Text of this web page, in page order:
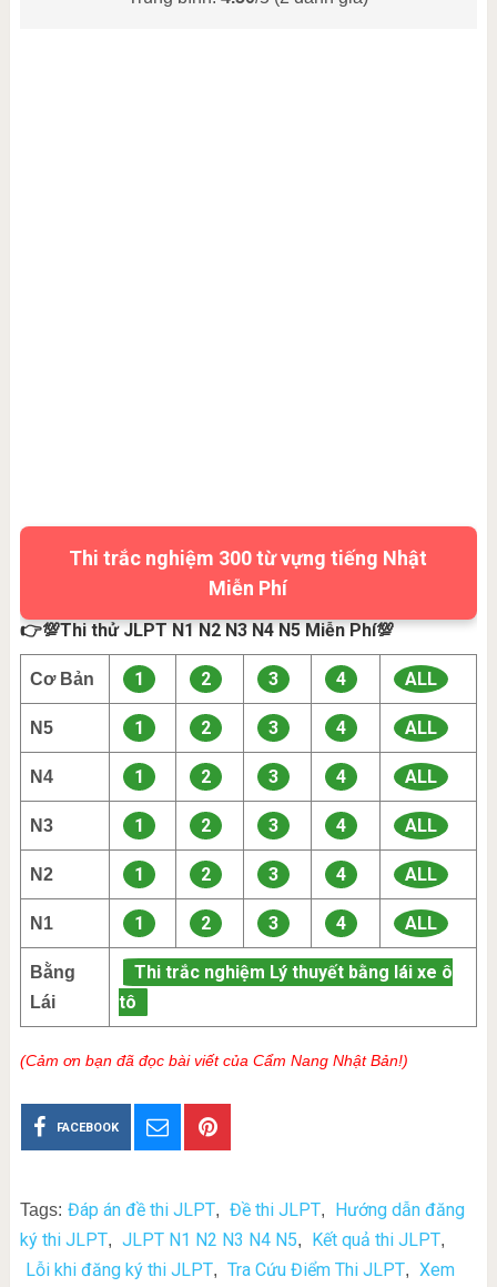
Thi trắc nghiệm 300 từ vựng tiếng Nhật
Miễn Phí
👉💯Thi thử JLPT N1 N2 N3 N4 N5 Miễn Phí💯
Cơ Bản 1 2 3 4 ALL
N5 1 2 3 4 ALL
N4 1 2 3 4 ALL
N3 1 2 3 4 ALL
N2 1 2 3 4 ALL
N1 1 2 3 4 ALL
Bằng
Lái
Thi trắc nghiệm Lý thuyết bằng lái xe ô
tô
(Cảm ơn bạn đã đọc bài viết của Cẩm Nang Nhật Bản!)
FACEBOOK
Tags: Đáp án đề thi JLPT, Đề thi JLPT,
Hướng dẫn đăng
ký thi JLPT, JLPT N1 N2 N3 N4 N5, Kết quả thi JLPT,
Lỗi khi đăng ký thi JLPT, Tra Cứu Điểm Thi JLPT, Xem